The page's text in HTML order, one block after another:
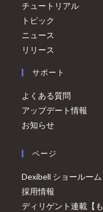
チュートリアル
トピック
ニュース
リリース
サポート
よくある質問
アップデート情報
お知らせ
ページ
Dexibell ショールー
採用情報
ディリゲント連載【